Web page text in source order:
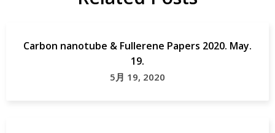
Carbon nanotube & Fullerene Papers 2020. May.
19.
5月 19, 2020